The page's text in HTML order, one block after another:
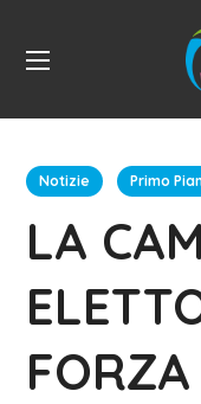
Notizie Primo
LA